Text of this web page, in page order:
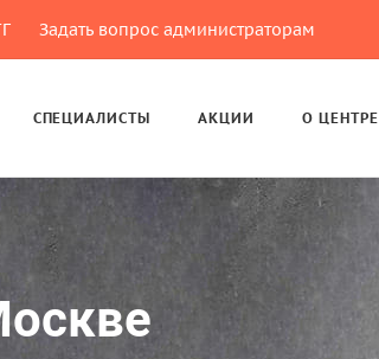
Задать вопрос администраторам
СПЕЦИАЛИСТЫ АКЦИИ О ЦЕНТРЕ